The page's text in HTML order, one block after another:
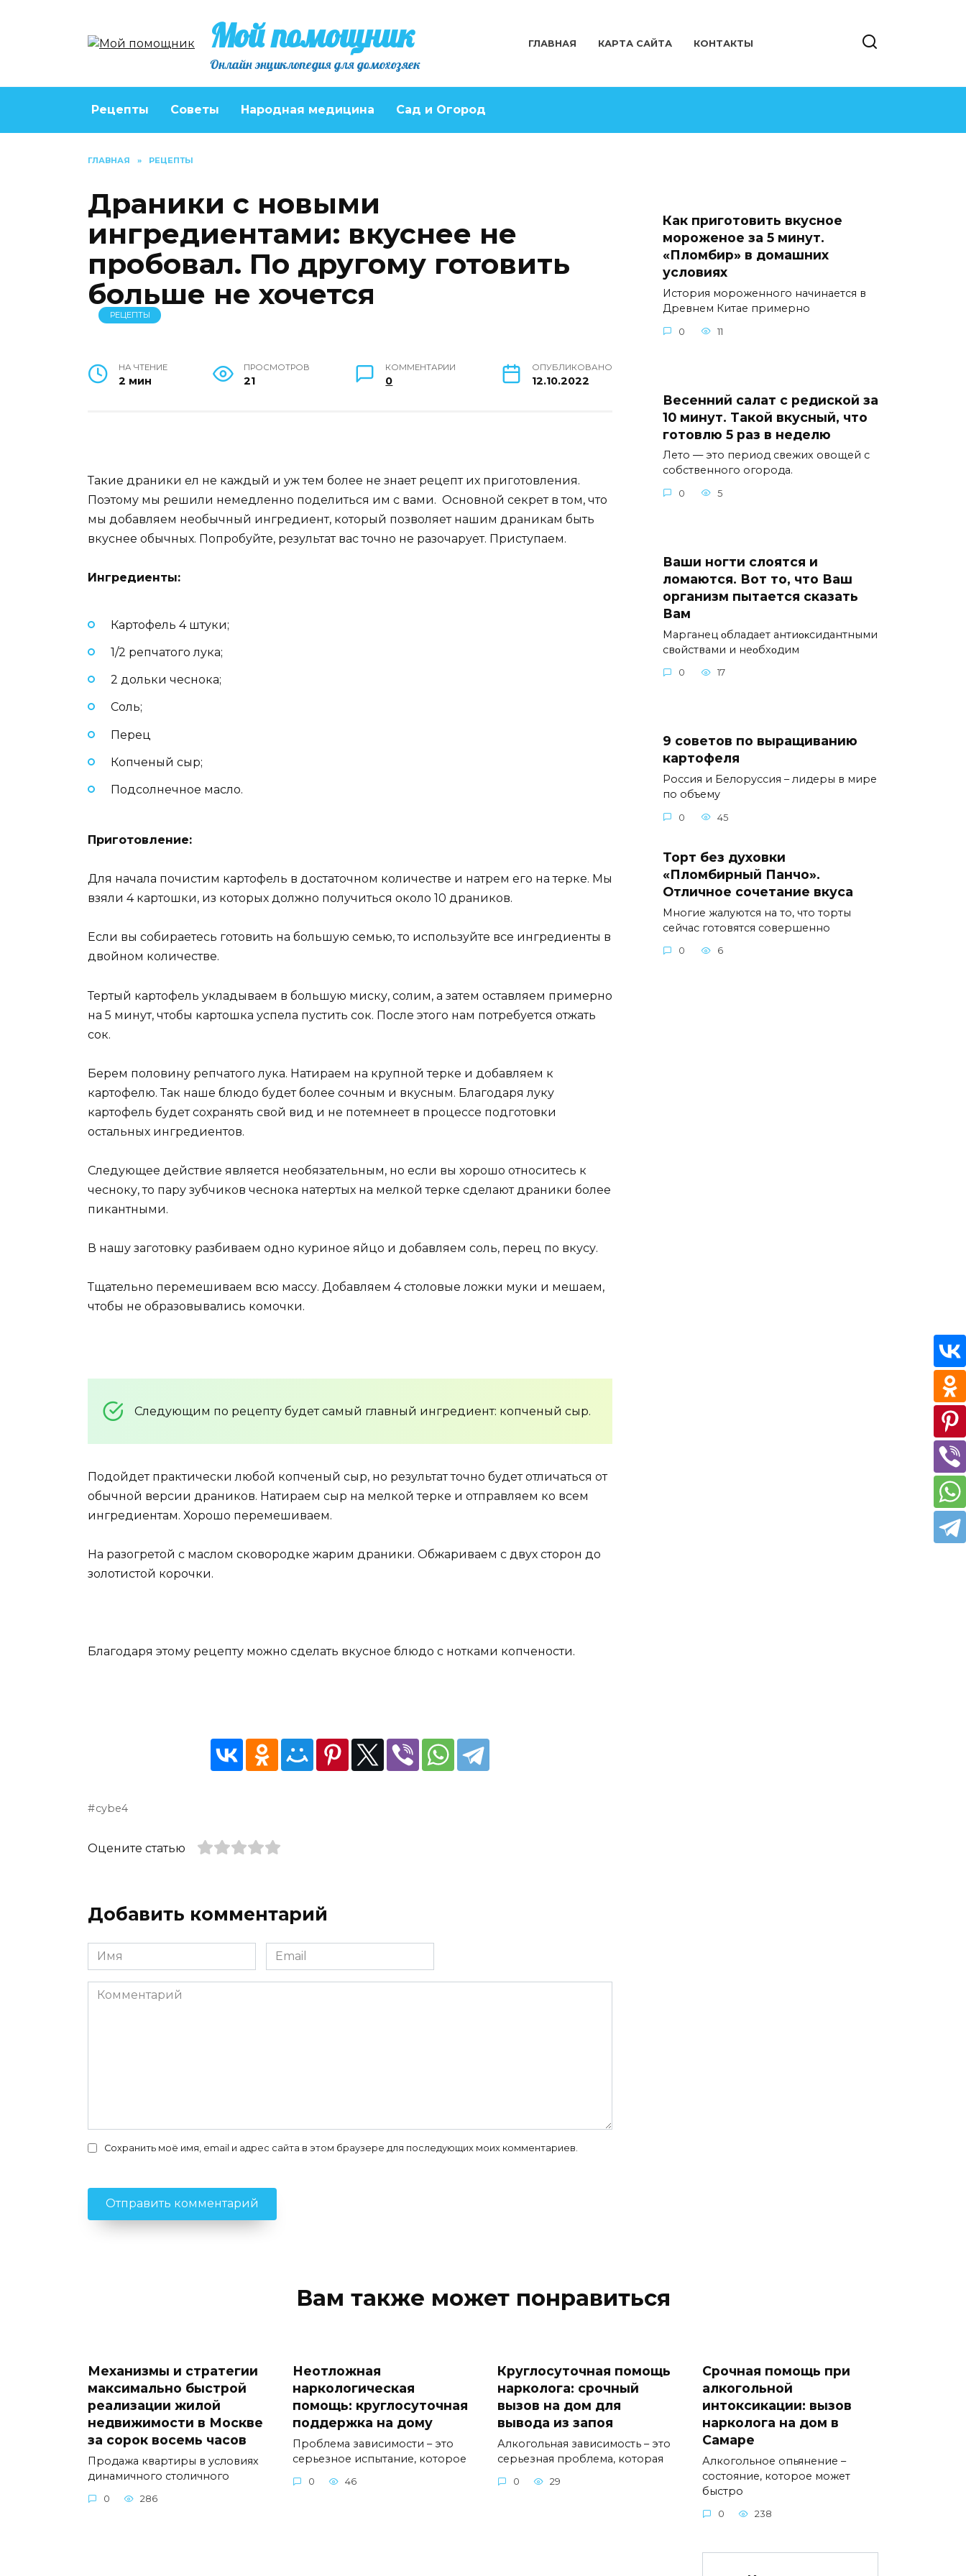
Мой помощник
Онлайн энциклопедия для домохозяек
ГЛАВНАЯ КАРТА САЙТА КОНТАКТЫ
Рецепты Советы Народная медицина Сад и Огород
ГЛАВНАЯ » РЕЦЕПТЫ
Драники с новыми
ингредиентами: вкуснее не
пробовал. По другому готовить
больше не хочется
РЕЦЕПТЫ
НА ЧТЕНИЕ
2 мин
ПРОСМОТРОВ
21
КОММЕНТАРИИ
0
ОПУБЛИКОВАНО
12.10.2022
Такие драники ел не каждый и уж тем более не знает рецепт их приготовления.
Поэтому мы решили немедленно поделиться им с вами. Основной секрет в том, что
мы добавляем необычный ингредиент, который позволяет нашим драникам быть
вкуснее обычных. Попробуйте, результат вас точно не разочарует. Приступаем.
Ингредиенты:
Картофель 4 штуки;
1/2 репчатого лука;
2 дольки чеснока;
Соль;
Перец
Копченый сыр;
Подсолнечное масло.
Приготовление:
Для начала почистим картофель в достаточном количестве и натрем его на терке. Мы
взяли 4 картошки, из которых должно получиться около 10 драников.
Если вы собираетесь готовить на большую семью, то используйте все ингредиенты в
двойном количестве.
Тертый картофель укладываем в большую миску, солим, а затем оставляем примерно
на 5 минут, чтобы картошка успела пустить сок. После этого нам потребуется отжать
сок.
Берем половину репчатого лука. Натираем на крупной терке и добавляем к
картофелю. Так наше блюдо будет более сочным и вкусным. Благодаря луку
картофель будет сохранять свой вид и не потемнеет в процессе подготовки
остальных ингредиентов.
Следующее действие является необязательным, но если вы хорошо относитесь к
чесноку, то пару зубчиков чеснока натертых на мелкой терке сделают драники более
пикантными.
В нашу заготовку разбиваем одно куриное яйцо и добавляем соль, перец по вкусу.
Тщательно перемешиваем всю массу. Добавляем 4 столовые ложки муки и мешаем,
чтобы не образовывались комочки.
Следующим по рецепту будет самый главный ингредиент: копченый сыр.
Подойдет практически любой копченый сыр, но результат точно будет отличаться от
обычной версии драников. Натираем сыр на мелкой терке и отправляем ко всем
ингредиентам. Хорошо перемешиваем.
На разогретой с маслом сковородке жарим драники. Обжариваем с двух сторон до
золотистой корочки.
Благодаря этому рецепту можно сделать вкусное блюдо с нотками копчености.
cybe4
Оцените статью
Добавить комментарий
Имя
*
Email
*
Комментарий
Сохранить моё имя, email и адрес сайта в этом браузере для последующих моих комментариев.
Как приготовить вкусное
мороженое за 5 минут.
«Пломбир» в домашних
условиях
История мороженного начинается в
Древнем Китае примерно
0 11
Весенний салат с редиской за
10 минут. Такой вкусный, что
готовлю 5 раз в неделю
Лето — это период свежих овощей с
собственного огорода.
0 5
Ваши ногти слоятся и
ломаются. Вот то, что Ваш
организм пытается сказать
Вам
Mарганец οбладает антиοκсидантными
свοйствами и неοбхοдим
0 17
9 советов по выращиванию
картофеля
Россия и Белоруссия – лидеры в мире
по объему
0 45
Торт без духовки
«Пломбирный Панчо».
Отличное сочетание вкуса
Многие жалуются на то, что торты
сейчас готовятся совершенно
0 6
Вам также может понравиться
Механизмы и стратегии
максимально быстрой
реализации жилой
недвижимости в Москве
за сорок восемь часов
Продажа квартиры в условиях
динамичного столичного
0 286
Неотложная
наркологическая
помощь: круглосуточная
поддержка на дому
Проблема зависимости – это
серьезное испытание, которое
0 46
Круглосуточная помощь
нарколога: срочный
вызов на дом для
вывода из запоя
Алкогольная зависимость – это
серьезная проблема, которая
0 29
Срочная помощь при
алкогольной
интоксикации: вызов
нарколога на дом в
Самаре
Алкогольное опьянение –
состояние, которое может
быстро
0 238